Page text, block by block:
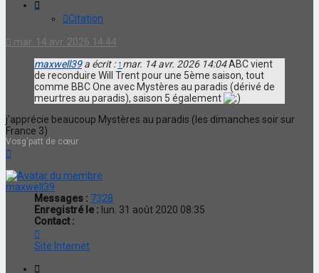
Citation
mar. 14 avr. 2026 14:44
maxwell39a écrit : ↑mar. 14 avr. 2026 14:04ABC vient
de reconduire Will Trent pour une 5ème saison, tout
comme BBC One avec Mystères au paradis (dérivé de
meurtres au paradis), saison 5 également
j'apprécie beaucoup Mystères au paradis (les dimanches soir sur
France 3)
Vosg'patt de cœur
maxwell39
Messages : 7328
Enregistré le : lun. 31 août 2020 08:35
Contact :
maxwell39
Site Internet